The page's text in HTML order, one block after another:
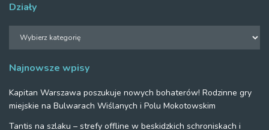
Działy
Najnowsze wpisy
Kapitan Warszawa poszukuje nowych bohaterów! Rodzinne gry
miejskie na Bulwarach Wiślanych i Polu Mokotowskim
Tantis na szlaku – strefy offline w beskidzkich schroniskach i